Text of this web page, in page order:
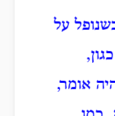
על
כגון,
אומר,